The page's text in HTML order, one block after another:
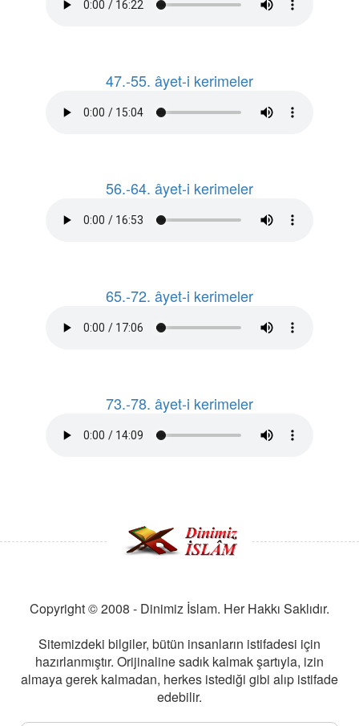
47.-55. âyet-i kerimeler
56.-64. âyet-i kerimeler
65.-72. âyet-i kerimeler
73.-78. âyet-i kerimeler
Copyright © 2008 - Dinimiz İslam. Her Hakkı Saklıdır.
Sitemizdeki bilgiler, bütün insanların istifadesi için
hazırlanmıştır. Orijinaline sadık kalmak şartıyla, izin
almaya gerek kalmadan, herkes istediği gibi alıp istifade
edebilir.